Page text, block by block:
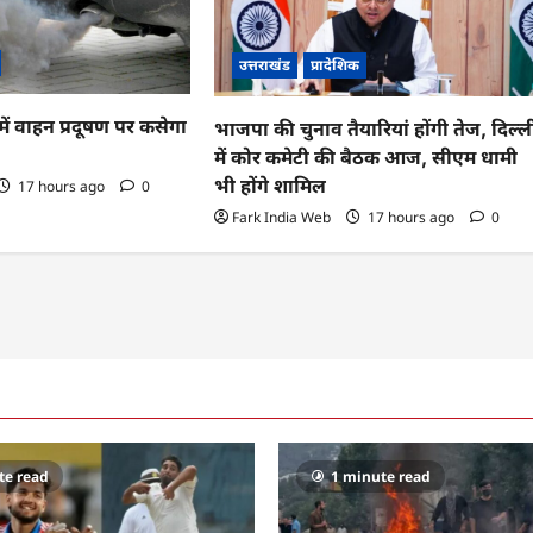
वाहन प्रदूषण पर कसेगा
17 hours ago 0
उत्तराखंड प्रादेशिक
भाजपा की चुनाव तैयारियां होंगी तेज,
में कोर कमेटी की बैठक आज, सीएम धामी
भी होंगे शामिल
Fark India Web 17 hours ago 0
read 1 minute read